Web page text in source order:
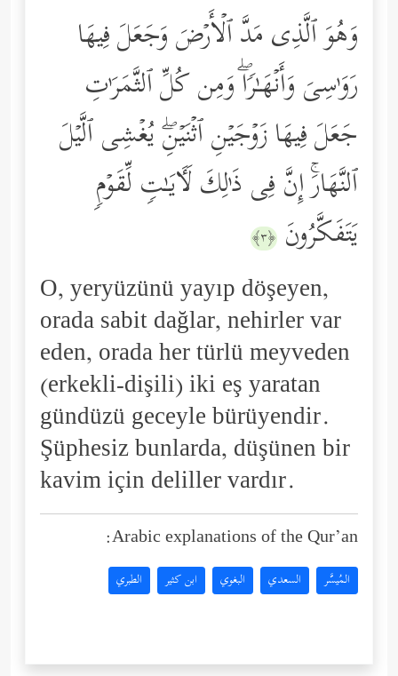
وَهُوَ ٱلَّذِی مَدَّ ٱلۡأَرۡضَ وَجَعَلَ فِیهَا
رَوَ ٰ⁠سِیَ وَأَنۡهَـٰرࣰاۖ وَمِن كُلِّ ٱلثَّمَرَ ٰ⁠تِ
جَعَلَ فِیهَا زَوۡجَیۡنِ ٱثۡنَیۡنِۖ یُغۡشِی ٱلَّیۡلَ
ٱلنَّهَارَۚ إِنَّ فِی ذَ ٰ⁠لِكَ لَـَٔایَـٰتࣲ لِّقَوۡمࣲ
یَتَفَكَّرُونَ ﴿٣﴾
O, yeryüzünü yayıp döşeyen,
orada sabit dağlar, nehirler var
eden, orada her türlü meyveden
(erkekli-dişili) iki eş yaratan
gündüzü geceyle bürüyendir.
Şüphesiz bunlarda, düşünen bir
kavim için deliller vardır.
Arabic explanations of the Qur’an:
المُيسَّر السعدي البغوي ابن كثير الطبري